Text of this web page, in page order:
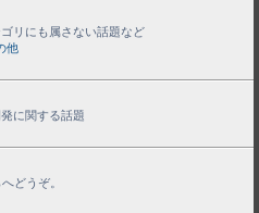
リにも属さない話題など
他
に関する話題
どうぞ。